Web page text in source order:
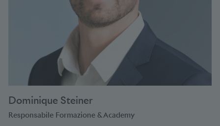
Dominique Steiner
Responsabile Formazione & Academy